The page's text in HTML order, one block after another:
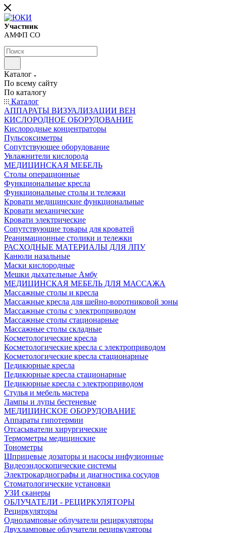
Участник
АМФП СО
Каталог
По всему сайту
По каталогу
Каталог
АППАРАТЫ ВИЗУАЛИЗАЦИИ ВЕН
КИСЛОРОДНОЕ ОБОРУДОВАНИЕ
Кислородные концентраторы
Пульсоксиметры
Сопутствующее оборудование
Увлажнители кислорода
МЕДИЦИНСКАЯ МЕБЕЛЬ
Столы операционные
Функциональные кресла
Функциональные столы и тележки
Кровати медицинские функциональные
Кровати механические
Кровати электрические
Сопутствующие товары для кроватей
Реанимационные столики и тележки
РАСХОДНЫЕ МАТЕРИАЛЫ ДЛЯ ЛПУ
Канюли назальные
Маски кислородные
Мешки дыхательные Амбу
МЕДИЦИНСКАЯ МЕБЕЛЬ ДЛЯ МАССАЖА
Массажные столы и кресла
Массажные кресла для шейно-воротниковой зоны
Массажные столы с электроприводом
Массажные столы стационарные
Массажные столы складные
Косметологические кресла
Косметологические кресла с электроприводом
Косметологические кресла стационарные
Педикюрные кресла
Педикюрные кресла стационарные
Педикюрные кресла с электроприводом
Стулья и мебель мастера
Лампы и лупы бестеневые
МЕДИЦИНСКОЕ ОБОРУДОВАНИЕ
Аппараты гипотермии
Отсасыватели хирургические
Термометры медицинские
Тонометры
Шприцевые дозаторы и насосы инфузионные
Видеоэндоскопические системы
Электрокардиографы и диагностика сосудов
Стоматологические установки
УЗИ сканеры
ОБЛУЧАТЕЛИ - РЕЦИРКУЛЯТОРЫ
Рециркуляторы
Одноламповые облучатели рециркуляторы
Двухламповые облучатели рециркуляторы